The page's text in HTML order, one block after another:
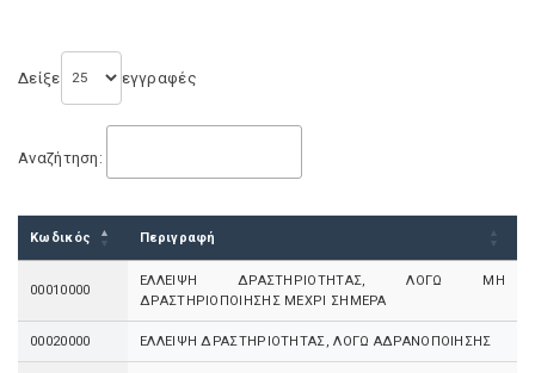
Δείξε εγγραφές
Αναζήτηση:
Κωδικός Περιγραφή
00010000
ΕΛΛΕΙΨΗ ΔΡΑΣΤΗΡΙΟΤΗΤΑΣ, ΛΟΓΩ ΜΗ
ΔΡΑΣΤΗΡΙΟΠΟΙΗΣΗΣ ΜΕΧΡΙ ΣΗΜΕΡΑ
00020000 ΕΛΛΕΙΨΗ ΔΡΑΣΤΗΡΙΟΤΗΤΑΣ, ΛΟΓΩ ΑΔΡΑΝΟΠΟΙΗΣΗΣ